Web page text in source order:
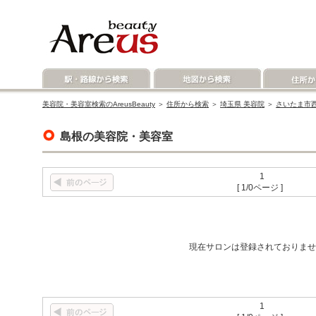
美容院・美容室検索のAreusBeauty ＞ 住所から検索 ＞ 埼玉県 美容院 ＞ さいたま市
島根の美容院・美容室
1
[ 1/0ページ ]
現在サロンは登録されておりま
1